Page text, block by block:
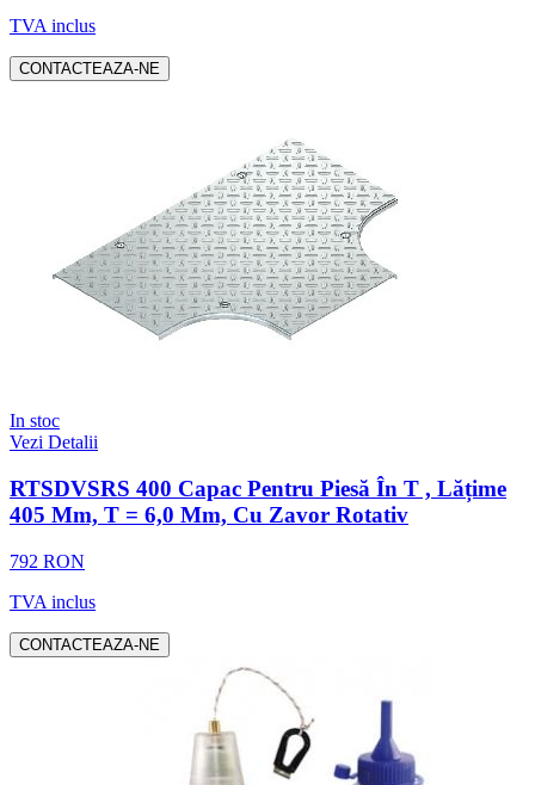
TVA inclus
CONTACTEAZA-NE
In stoc
Vezi Detalii
RTSDVSRS 400 Capac Pentru Piesă În T , Lățime
405 Mm, T = 6,0 Mm, Cu Zavor Rotativ
792 RON
TVA inclus
CONTACTEAZA-NE